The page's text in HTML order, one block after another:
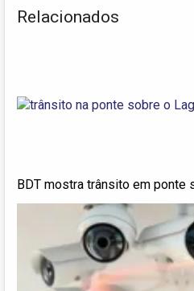
Relacionados
BDT mostra trânsito em ponte